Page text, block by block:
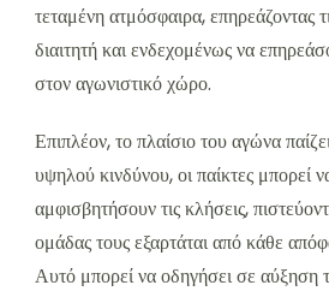
τεταμένη ατμόσφαιρα, επηρεάζοντας
διαιτητή και ενδεχομένως να
στον αγωνιστικό χώρο.
Επιπλέον, το πλαίσιο του αγώνα
υψηλού κινδύνου, οι παίκτες μπορεί
αμφισβητήσουν τις κλήσεις,
ομάδας τους εξαρτάται από κάθε
Αυτό μπορεί να οδηγήσει σε